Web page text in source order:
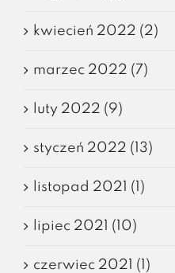
kwiecień 2022 (2)
marzec 2022 (7)
luty 2022 (9)
styczeń 2022 (13)
listopad 2021 (1)
lipiec 2021 (10)
czerwiec 2021 (1)